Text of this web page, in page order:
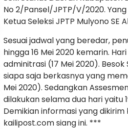
No 2/Pansel/JPTP/V/2020.
Ketua Seleksi JPTP Mulyono SE
Sesuai jadwal yang beredar,
hingga 16 Mei 2020 kemarin.
adminitrasi (17 Mei 2020).
siapa saja berkasnya yang
Mei 2020). Sedangkan
dilakukan selama dua hari yaitu
Demikian informasi yang dikirim
kailipost.com siang ini. ***